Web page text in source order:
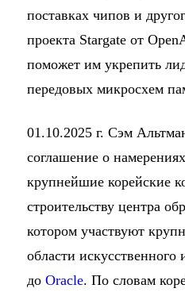
поставках чипов и
проекта Stargate от
поможет им укрепить
передовых микросхем
01.10.2025 г. Сэм
соглашение о
крупнейшие корейские
строительству центра
котором участвуют
области искусственного
до Oracle. По словам